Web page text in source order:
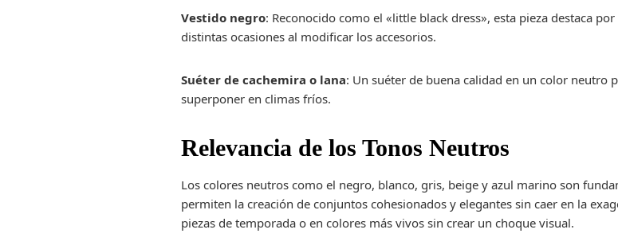
Vestido negro: Reconocido como el «little black dress», esta pieza destaca
distintas ocasiones al modificar los accesorios.
Suéter de cachemira o lana: Un suéter de buena calidad en un color neutro
superponer en climas fríos.
Relevancia de los Tonos Neutros
Los colores neutros como el negro, blanco, gris, beige y azul marino son
permiten la creación de conjuntos cohesionados y elegantes sin caer en la
piezas de temporada o en colores más vivos sin crear un choque visual.